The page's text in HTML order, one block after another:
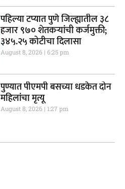
पहिल्या टप्यात पुणे जिल्ह्यातील ३८
हजार ९७० शेतकऱ्यांची कर्जमुक्ती;
३४५.२५ कोटीचा दिलासा
August 8, 2026 6:25 pm
पुण्यात पीएमपी बसच्या धडकेत दोन
महिलांचा मृत्यू
August 8, 2026 1:27 pm